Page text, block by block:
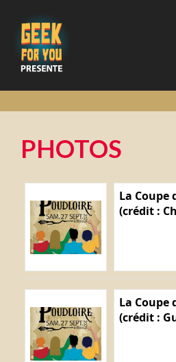
PHOTOS
La Coupe
(crédit :
La Coupe
(crédit :